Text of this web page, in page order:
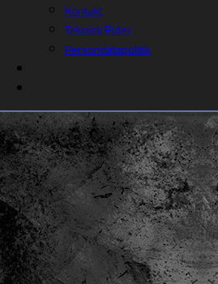
Kontakt
Teknisk Rider
Persondatapolitik